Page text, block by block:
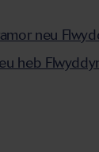
neu
heb